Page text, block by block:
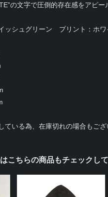
の文字で圧倒的存在感をアピー
ッシュグリーン プリント：ホワ
いる為、在庫切れの場合もござ
こちらの商品もチェックし